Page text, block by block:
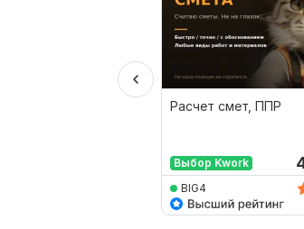
Расчет смет, ППР
Выбор Kwork
BIG4